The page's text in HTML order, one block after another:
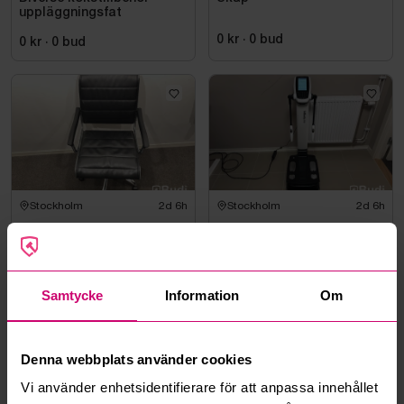
Samtycke Information Om
Denna webbplats använder cookies
Vi använder enhetsidentifierare för att anpassa innehållet
uppläggningsfat
0 kr · 0 bud 0 kr · 0 bud
Stockholm 2d 6h
100 kr ·2 bud
Stockholm 2d 6h
6 050 kr ·52 bud